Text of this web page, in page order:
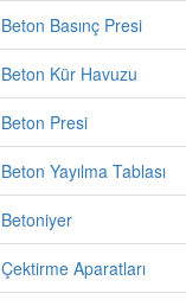
Beton Basınç Presi
Beton Kür Havuzu
Beton Presi
Beton Yayılma Tablası
Betoniyer
Çektirme Aparatları